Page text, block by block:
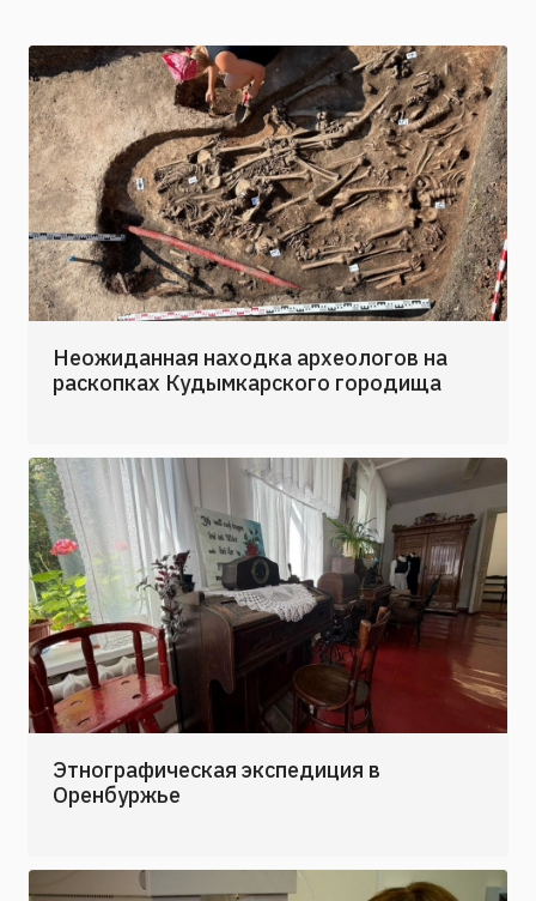
Неожиданная находка археологов на
раскопках Кудымкарского городища
Этнографическая экспедиция в
Оренбуржье